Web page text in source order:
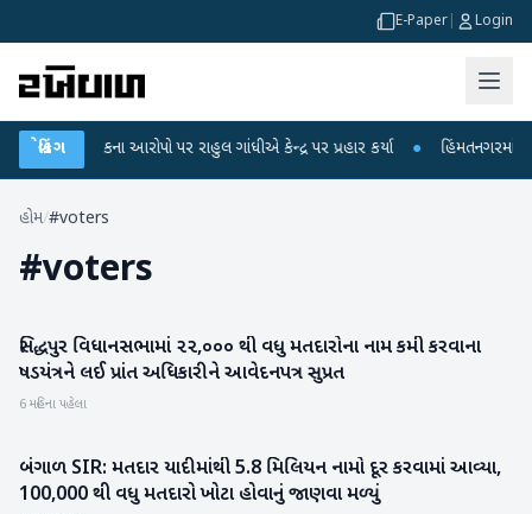
E-Paper Login
બ્રેકિંગ
પરીક્ષા લીકના આરોપો પર રાહુલ ગાંધીએ કેન્દ્ર પર પ્રહાર કર્યા ● હિંમતનગરમાં
હોમ/#voters
#voters
પાટણ
સિદ્ધપુર વિધાનસભામાં ૨૨,૦૦૦ થી વધુ મતદારોના નામ કમી કરવાના
ષડયંત્રને લઈ પ્રાંત અધિકારીને આવેદનપત્ર સુપ્રત
6 મહિના પહેલા
રાષ્ટ્રીય
બંગાળ SIR: મતદાર યાદીમાંથી 5.8 મિલિયન નામો દૂર કરવામાં આવ્યા,
100,000 થી વધુ મતદારો ખોટા હોવાનું જાણવા મળ્યું